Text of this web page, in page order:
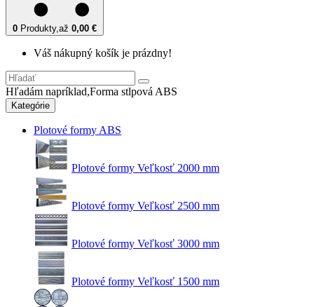
0 Produkty,až 0,00 €
Váš nákupný košík je prázdny!
Hľadám napríklad,Forma stlpová ABS
Kategórie
Plotové formy ABS
Plotové formy Veľkosť 2000 mm
Plotové formy Veľkosť 2500 mm
Plotové formy Veľkosť 3000 mm
Plotové formy Veľkosť 1500 mm